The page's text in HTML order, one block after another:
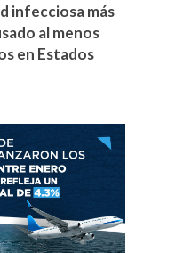
infecciosa más
al menos
en Estados